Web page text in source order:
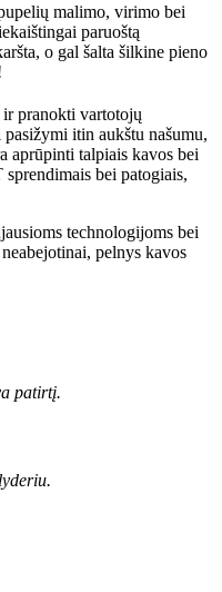
malimo, virimo bei
paruoštą
o gal šalta šilkine pieno
pranokti vartotojų
itin aukštu našumu,
aprūpinti talpiais kavos bei
bei patogiais,
technologijoms bei
pelnys kavos
patirtį.